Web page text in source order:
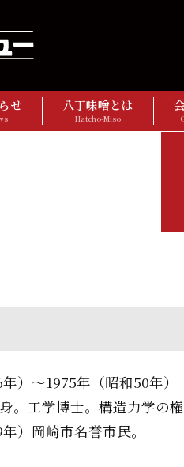
せ 八丁味噌とは
Hatcho-Miso
）～1975年（昭和50年）
。工学博士。構造力学の権
）岡崎市名誉市民。